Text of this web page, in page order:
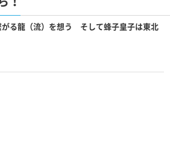
がる龍（流）を想う そして蜂子皇子は東北